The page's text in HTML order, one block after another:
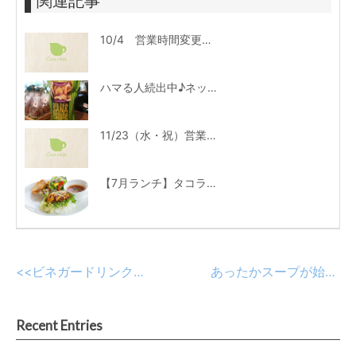
10/4 営業時間変更のお知らせ
ハマる人続出中♪ネットでも話題「ミシェルのホームメードバナナチップス」
11/23（水・祝）営業、11/24（木）振替休業のお知らせ
【7月ランチ】タコライスは自家製サルサソース＆とろっとチーズが絶品♪
あったかスープが始まりました! 魚介の旨味をたっぷり堪能♪
<< ビネガードリンクで冬太りをストップ!? 体と心をぽかぽかリフレッシュしませんか？
Recent Entries